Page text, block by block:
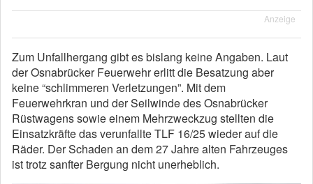
Anzeige
Zum Unfallhergang gibt es bislang keine Angaben. Laut
der Osnabrücker Feuerwehr erlitt die Besatzung aber
keine “schlimmeren Verletzungen”. Mit dem
Feuerwehrkran und der Seilwinde des Osnabrücker
Rüstwagens sowie einem Mehrzweckzug stellten die
Einsatzkräfte das verunfallte TLF 16/25 wieder auf die
Räder. Der Schaden an dem 27 Jahre alten Fahrzeuges
ist trotz sanfter Bergung nicht unerheblich.